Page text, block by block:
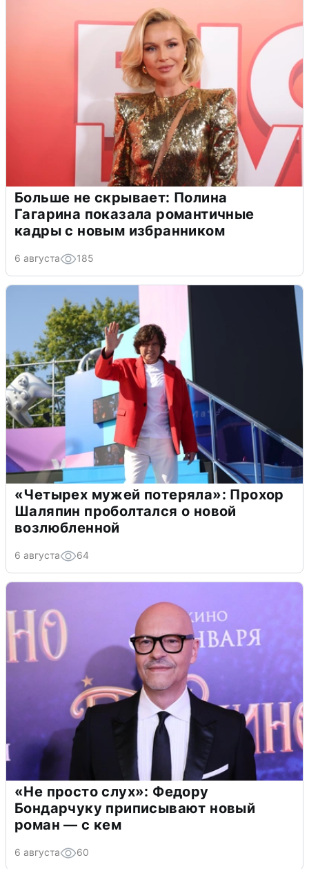
Больше не скрывает: Полина
Гагарина показала романтичные
кадры с новым избранником
6 августа 185
«Четырех мужей потеряла»: Прохор
Шаляпин проболтался о новой
возлюбленной
6 августа 64
«Не просто слух»: Федору
Бондарчуку приписывают новый
роман — с кем
6 августа 60